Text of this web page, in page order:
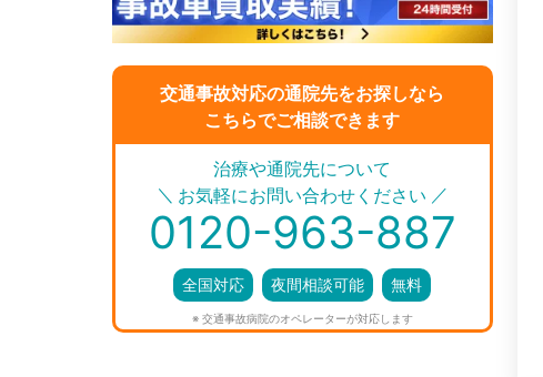
交通事故対応の通院先をお探しなら
こちらでご相談できます
＼ ／
治療や通院先について
お気軽にお問い合わせください
0120-963-887
全国対応 夜間相談可能 無料
※ 交通事故病院のオペレーターが対応します